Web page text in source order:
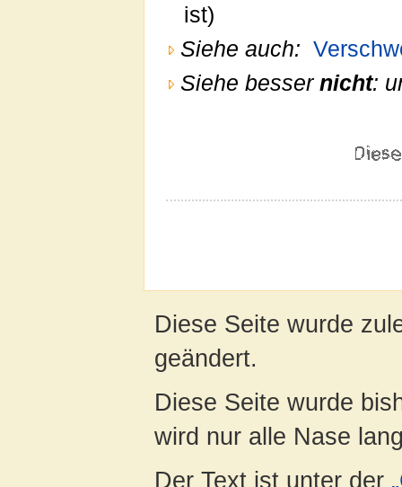
ist)
Siehe auch:
Siehe besser nicht:
Diese Seite wurde
geändert.
Diese Seite wurde
wird nur alle Nase
Der Text ist unter der